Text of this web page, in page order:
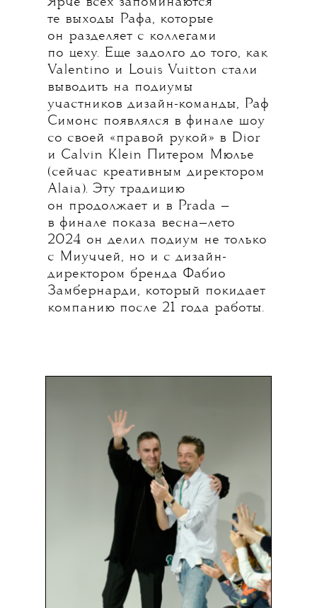
те выходы Рафа, которые
он разделяет с коллегами
по цеху. Еще задолго до того, как
Valentino и Louis Vuitton стали
выводить на подиумы
участников дизайн-команды, Раф
Симонс появлялся в финале шоу
со своей «правой рукой» в Dior
и Calvin Klein Питером Мюлье
(сейчас креативным директором
Alaia). Эту традицию
он продолжает и в Prada —
в финале показа весна—лето
2024 он делил подиум не только
с Миуччей, но и с дизайн-
директором бренда Фабио
Замбернарди, который покидает
компанию после 21 года работы.